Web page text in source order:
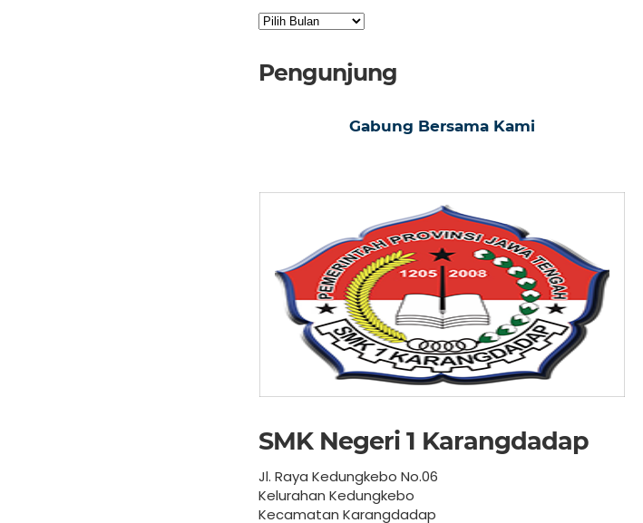
Arsip
Pengunjung
Gabung Bersama Kami
SMK Negeri 1 Karangdadap
Jl. Raya Kedungkebo No.06
Kelurahan Kedungkebo
Kecamatan Karangdadap